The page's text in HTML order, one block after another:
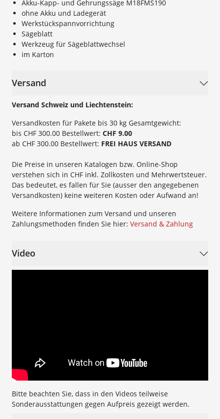
Akku-Kapp- und Gehrungssäge M18FMS190
ohne Akku und Ladegerät
Werkstückspannvorrichtung
Sägeblatt
Werkzeug für Sägeblattwechsel
im Karton
Versand
Versand Schweiz und Liechtenstein:
Versandkosten für Pakete bis 30 kg Gesamtgewicht:
bis CHF 300.00 Bestellwert: CHF 9.00
ab CHF 300.00 Bestellwert: FREI HAUS VERSAND
Die Preise in unseren Katalogen bzw. Online-Shop
verstehen sich in CHF inkl. Zollkosten und Mehrwertsteuer.
Das bedeutet, es fallen für Sie (ausser den angegebenen
Versandkosten) keine weiteren Kosten oder Aufwand an!
Weitere Informationen zum Versand und unseren
Zahlungsmethoden finden Sie hier: Versand & Zahlung
Video
Bitte beachten Sie, dass in den Videos teilweise
Sonderausstattungen gegen Aufpreis gezeigt werden.